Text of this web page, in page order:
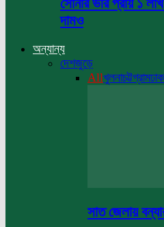
সোনার ভরি প্রায় ১
দামও
অন্যান্য
দেশজুড়ে
Allখুলনাচট্টগ্রাম
সাত জেলায়